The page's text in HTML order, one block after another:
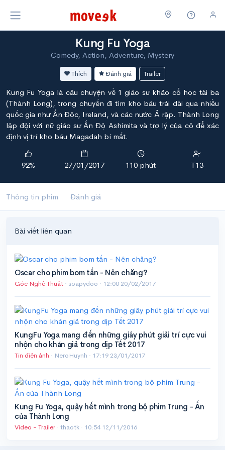
Kung Fu Yoga
Comedy, Action, Adventure, Mystery
Thích Đánh giá Trailer
Kung Fu Yoga là câu chuyện về 1 giáo sư khảo cổ học tài ba
(Thành Long), trong chuyến đi tìm kho báu trải dài qua nhiều
quốc gia như Ấn Độc, Ireland, và các nước Ả rập. Thành Long
lập đội với nữ giáo sư Ấn Độ Ashimita và trợ lý của cô để xác
định vị trí kho báu Magadah bí mất.
92% 27/01/2017 110 phút T13
Thông tin phim Đánh giá
Bài viết liên quan
Oscar cho phim bom tấn - Nên chăng?
Góc Nghệ Thuật · soapydoo · 12:00 20/02/2017
KungFu Yoga mang đến những giây phút giải trí cực vui
nhộn cho khán giả trong dịp Tết 2017
Tin điện ảnh · NeroHuynh · 17:19 23/01/2017
Kung Fu Yoga, quậy hết mình trong bộ phim Trung - Ấn
của Thành Long
Video - Trailer · thaotk · 10:54 12/11/2016